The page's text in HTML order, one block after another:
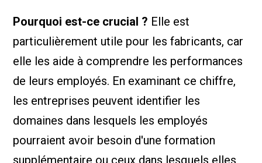
Pourquoi est-ce crucial ? Elle est
particulièrement utile pour les fabricants, car
elle les aide à comprendre les performances
de leurs employés. En examinant ce chiffre,
les entreprises peuvent identifier les
domaines dans lesquels les employés
pourraient avoir besoin d'une formation
supplémentaire ou ceux dans lesquels elles